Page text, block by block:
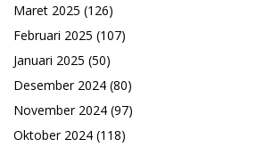
Maret 2025 (126)
Februari 2025 (107)
Januari 2025 (50)
Desember 2024 (80)
November 2024 (97)
Oktober 2024 (118)